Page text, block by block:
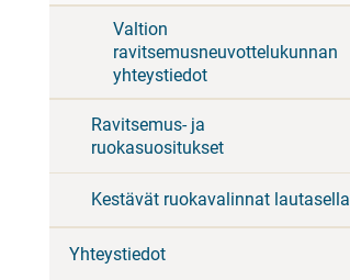
Valtion
ravitsemusneuvottelukunnan
yhteystiedot
Ravitsemus- ja
ruokasuositukset
Kestävät ruokavalinnat lautasella
Yhteystiedot